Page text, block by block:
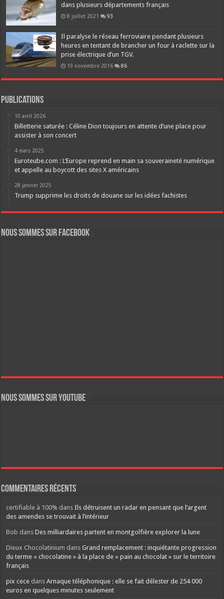
dans plusieurs départements français
8 juillet 2021 93
Il paralyse le réseau ferroviaire pendant plusieurs
heures en tentant de brancher un four à raclette sur la
prise électrique d’un TGV.
19 novembre 2016 86
Publications
10 avril 2026
Billetterie saturée : Céline Dion toujours en attente d’une place pour
assister à son concert
4 mars 2025
Euroteube.com : L’Europe reprend en main sa souveraineté numérique
et appelle au boycott des sites X américains
28 janvier 2025
Trump supprime les droits de douane sur les idées fachistes
Nous sommes sur FaceBook
Nous sommes sur YouTube
Commentaires récents
certifiable à 100% dansIls détruisent un radar en pensant que l’argent
des amendes se trouvait à l’intérieur
Bob dansDes milliardaires partent en montgolfière explorer la lune
Dieux Chocolatinium dansGrand remplacement : inquiétante progression
du terme « chocolatine » à la place de « pain au chocolat » sur le territoire
français
pix cece dansArnaque téléphonique : elle se fait délester de 254 000
euros en quelques minutes seulement